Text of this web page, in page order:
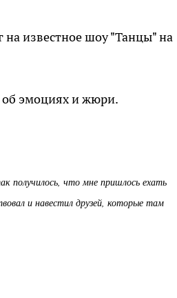
на известное шоу "Танцы" на
об эмоциях и жюри.
получилось, что мне пришлось ехать
и навестил друзей, которые там